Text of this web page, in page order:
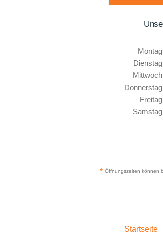
* Öffnungszeiten können
Startseite